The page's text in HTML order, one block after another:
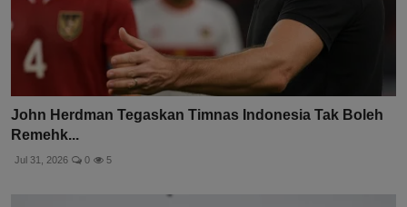
John Herdman Tegaskan Timnas Indonesia Tak Boleh
Remehk...
Jul 31, 2026 0 5